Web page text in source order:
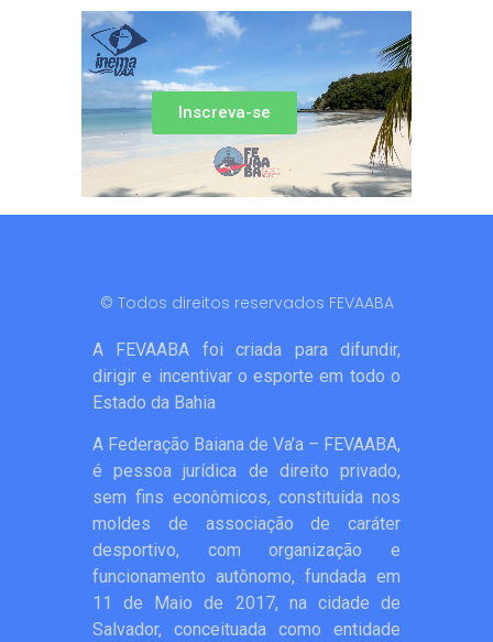
Inscreva-se
© Todos direitos reservados FEVAABA
A FEVAABA foi criada para difundir,
dirigir e incentivar o esporte em todo o
Estado da Bahia
A Federação Baiana de Va’a – FEVAABA,
é pessoa jurídica de direito privado,
sem fins econômicos, constituída nos
moldes de associação de caráter
desportivo, com organização e
funcionamento autônomo, fundada em
11 de Maio de 2017, na cidade de
Salvador, conceituada como entidade